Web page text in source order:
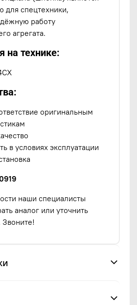
для спецтехники,
работу
агрегата.
на технике:
оригинальным
в условиях эксплуатации
наши специалисты
аналог или уточнить
Звоните!